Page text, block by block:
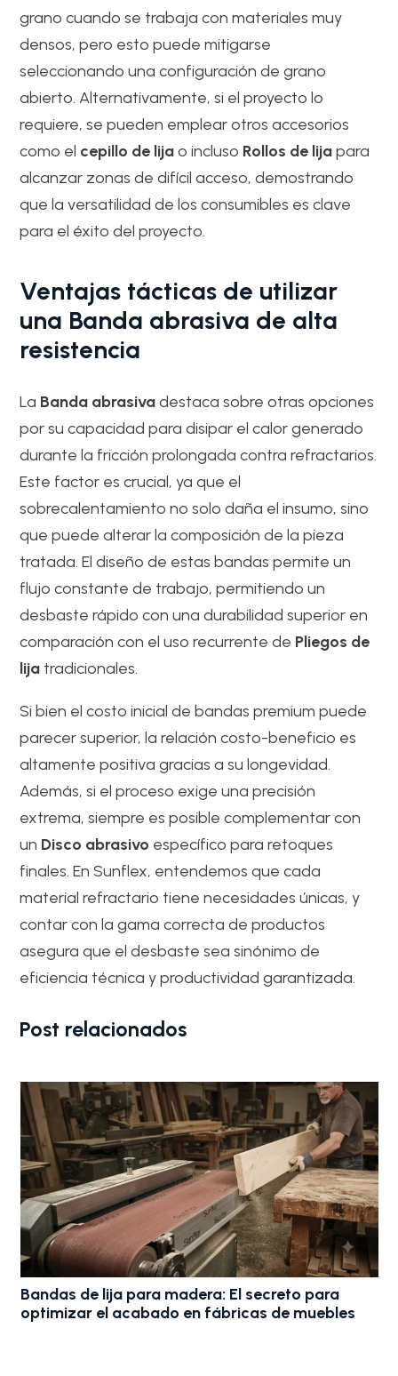
grano cuando se trabaja con materiales muy
densos, pero esto puede mitigarse
seleccionando una configuración de grano
abierto. Alternativamente, si el proyecto lo
requiere, se pueden emplear otros accesorios
como el cepillo de lijao incluso Rollos de lijapara
alcanzar zonas de difícil acceso, demostrando
que la versatilidad de los consumibles es clave
para el éxito del proyecto.
Ventajas tácticas de utilizar
una Banda abrasiva de alta
resistencia
La Banda abrasivadestaca sobre otras opciones
por su capacidad para disipar el calor generado
durante la fricción prolongada contra refractarios.
Este factor es crucial, ya que el
sobrecalentamiento no solo daña el insumo, sino
que puede alterar la composición de la pieza
tratada. El diseño de estas bandas permite un
flujo constante de trabajo, permitiendo un
desbaste rápido con una durabilidad superior en
comparación con el uso recurrente de Pliegos de
lija tradicionales.
Si bien el costo inicial de bandas premium puede
parecer superior, la relación costo-beneficio es
altamente positiva gracias a su longevidad.
Además, si el proceso exige una precisión
extrema, siempre es posible complementar con
un Disco abrasivo específico para retoques
finales. En Sunflex, entendemos que cada
material refractario tiene necesidades únicas, y
contar con la gama correcta de productos
asegura que el desbaste sea sinónimo de
eficiencia técnica y productividad garantizada.
Post relacionados
Bandas de lija para madera: El secreto para
optimizar el acabado en fábricas de muebles